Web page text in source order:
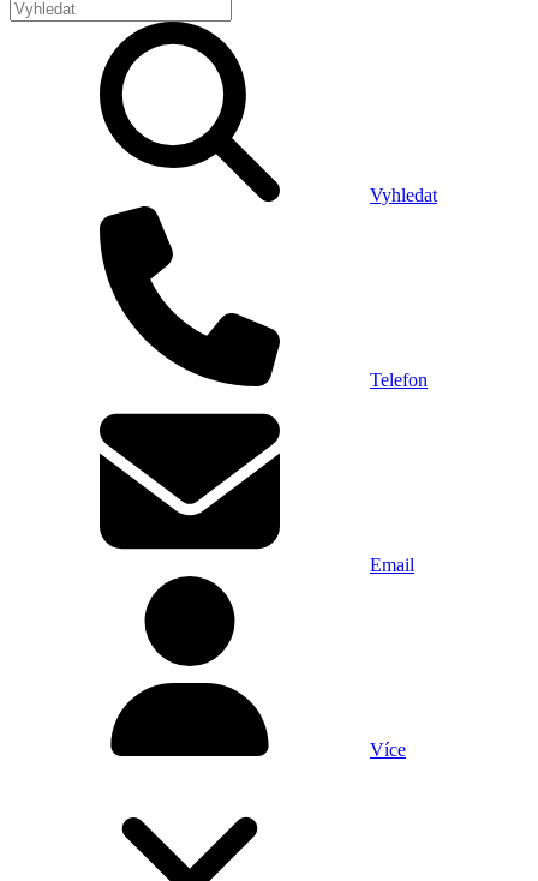
Vyhledat
Telefon
Email
Více